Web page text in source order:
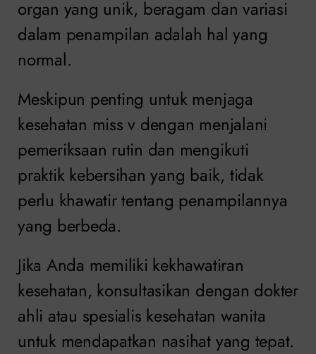
organ yang unik, beragam dan variasi
dalam penampilan adalah hal yang
normal.
Meskipun penting untuk menjaga
kesehatan miss v dengan menjalani
pemeriksaan rutin dan mengikuti
praktik kebersihan yang baik, tidak
perlu khawatir tentang penampilannya
yang berbeda.
Jika Anda memiliki kekhawatiran
kesehatan, konsultasikan dengan dokter
ahli atau spesialis kesehatan wanita
untuk mendapatkan nasihat yang tepat.